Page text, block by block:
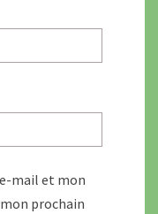
mail et mon
prochain